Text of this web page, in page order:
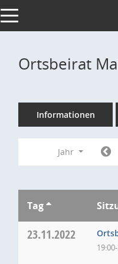
Toggle navigation
Ortsbeirat
Informationen
Jahr
Tag
23.11.2022